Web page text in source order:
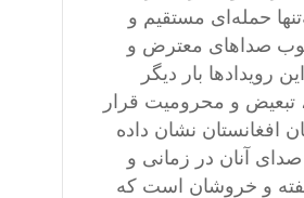
حمله‌ای مستقیم و
صداهای معترض و
بار دیگر
و محرومیت قرار
افغانستان نشان داده
آنان در زمانی و
و خروشان است که